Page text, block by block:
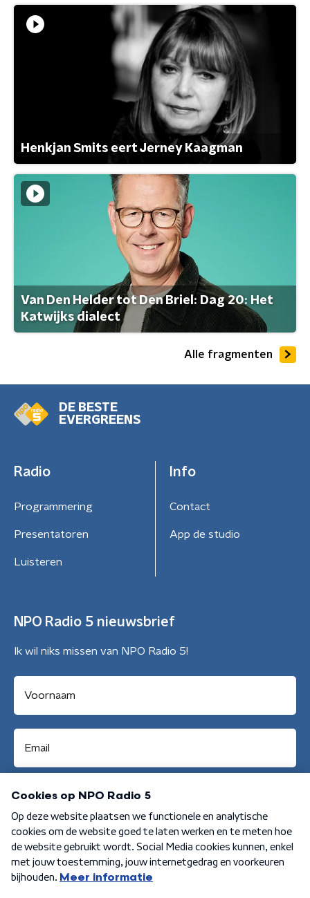
Henkjan Smits eert Jerney Kaagman
Van Den Helder tot Den Briel: Dag 20: Het
Katwijks dialect
Alle fragmenten
DE BESTE
EVERGREENS
Radio
Programmering
Presentatoren
Luisteren
Info
Contact
App de studio
NPO Radio 5 nieuwsbrief
Ik wil niks missen van NPO Radio 5!
Aanmelden
Algemene voorwaarden Privacybeleid